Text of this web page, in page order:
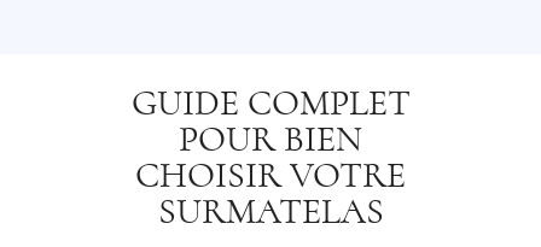
GUIDE COMPLET
POUR BIEN
CHOISIR VOTRE
SURMATELAS